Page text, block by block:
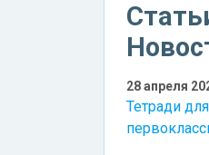
28 апреля
Тетради